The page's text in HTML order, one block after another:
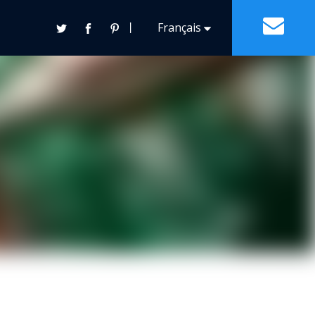
丨 Français